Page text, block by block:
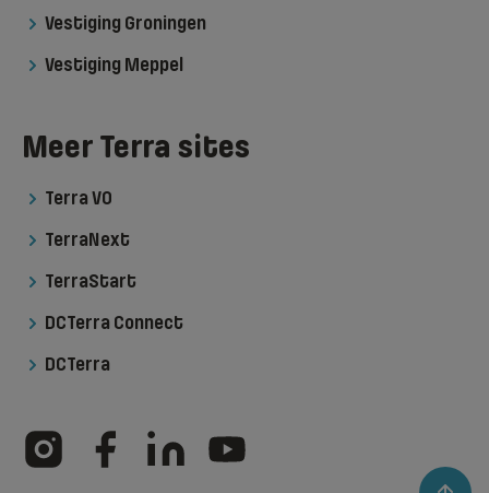
Vestiging Groningen
Vestiging Meppel
Meer Terra sites
Terra VO
TerraNext
TerraStart
DCTerra Connect
DCTerra